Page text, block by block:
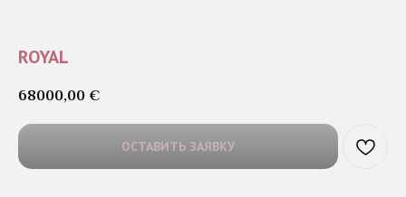
ROYAL
68000,00 €
ОСТАВИТЬ ЗАЯВКУ